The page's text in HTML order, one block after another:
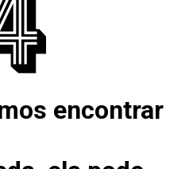
encontrar